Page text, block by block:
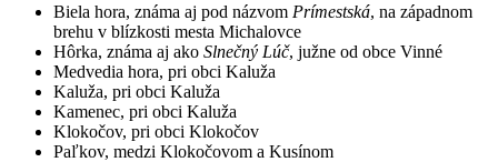
Biela hora, známa aj pod názvom Prímestská, na západnom
brehu v blízkosti mesta Michalovce
Hôrka, známa aj ako Slnečný Lúč, južne od obce Vinné
Medvedia hora, pri obci Kaluža
Kaluža, pri obci Kaluža
Kamenec, pri obci Kaluža
Klokočov, pri obci Klokočov
Paľkov, medzi Klokočovom a Kusínom